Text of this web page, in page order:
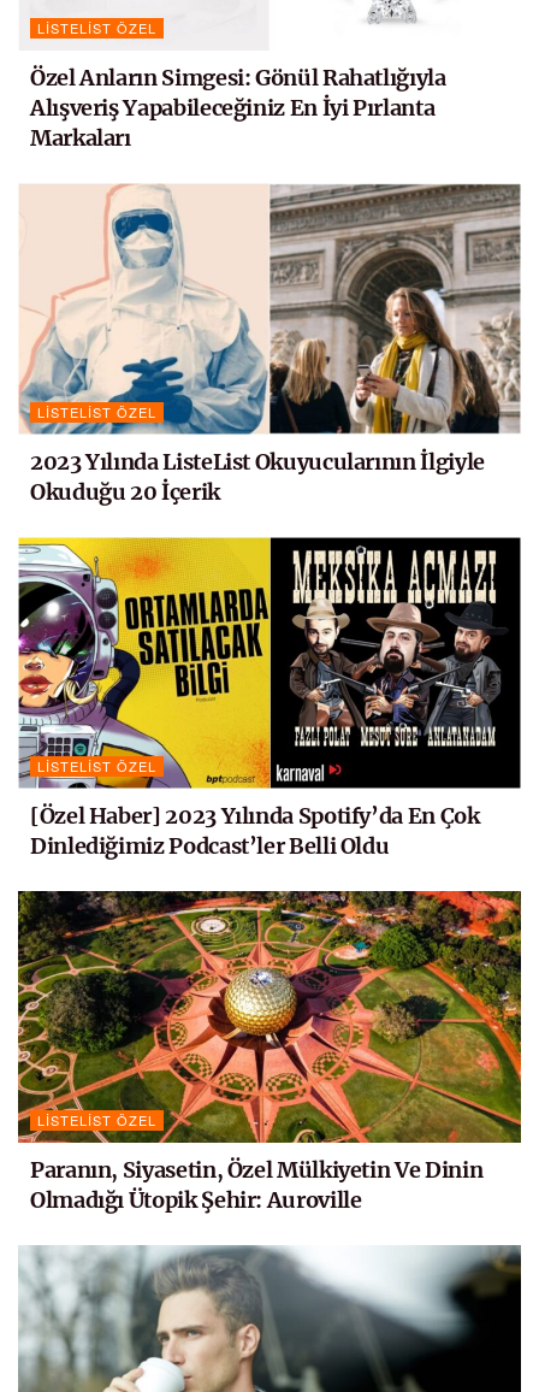
LISTELIST ÖZEL
Özel Anların Simgesi: Gönül Rahatlığıyla
Alışveriş Yapabileceğiniz En İyi Pırlanta
Markaları
LISTELIST ÖZEL
2023 Yılında ListeList Okuyucularının İlgiyle
Okuduğu 20 İçerik
LISTELIST ÖZEL
[Özel Haber] 2023 Yılında Spotify’da En Çok
Dinlediğimiz Podcast’ler Belli Oldu
LISTELIST ÖZEL
Paranın, Siyasetin, Özel Mülkiyetin Ve Dinin
Olmadığı Ütopik Şehir: Auroville